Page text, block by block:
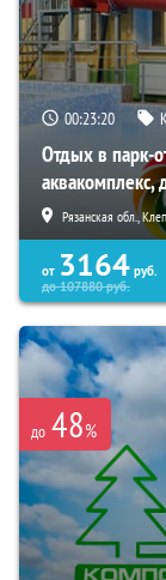
00:23:19
Отдых в парк-
аквакомплекс,
Рязанская обл.,
от 3164 руб.
до107880руб.
до 48%